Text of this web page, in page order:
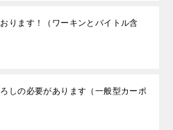
ります！（ワーキンとバイトル含
しの必要があります（一般型カーポ